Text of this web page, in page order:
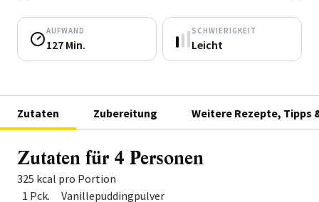
AUFWAND
127 Min.
SCHWIERIGKEIT
Leicht
Zutaten Zubereitung Weitere Rezepte, Tipps
Zutaten für 4 Personen
325 kcal pro Portion
Menge Zutat
1 Pck.
Vanillepuddingpulver